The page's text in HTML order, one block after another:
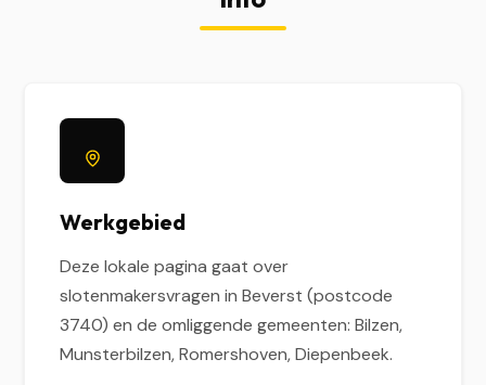
Werkgebied
Deze lokale pagina gaat over
slotenmakersvragen in Beverst (postcode
3740) en de omliggende gemeenten: Bilzen,
Munsterbilzen, Romershoven, Diepenbeek.